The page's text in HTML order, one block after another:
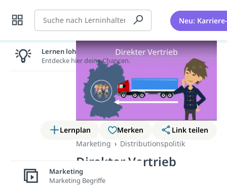
Suche Neu:
Lernplan Merken
Link teilen
Marketing
Distributionspolitik
Direkter Vertrieb
(Video)
Lernen lohnt sich!
Entdecke hier deine Chancen.
Marketing
Marketing Begriffe